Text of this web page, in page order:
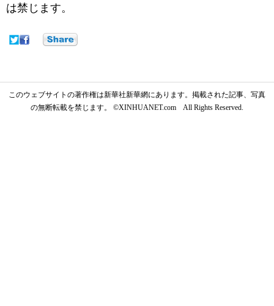
は禁じます。
このウェブサイトの著作権は新華社新華網にあります。掲載された記事、写真
の無断転載を禁じます。 ©XINHUANET.com All Rights Reserved.